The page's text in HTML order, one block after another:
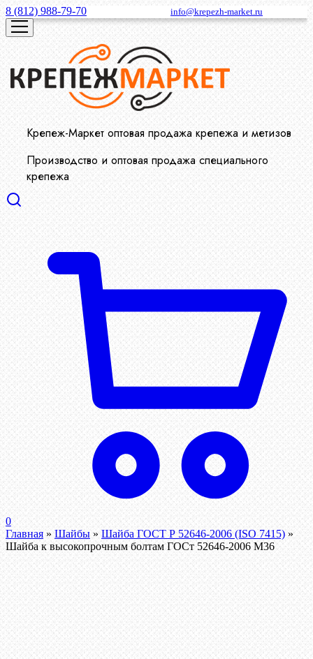
8 (812) 988-79-70 info@krepezh-market.ru
Крепеж-Маркет оптовая продажа крепежа и метизов
Производство и оптовая продажа специального
крепежа
0
Главная » Шайбы » Шайба ГОСТ Р 52646-2006 (ISO 7415) »
Шайба к высокопрочным болтам ГОСт 52646-2006 М36